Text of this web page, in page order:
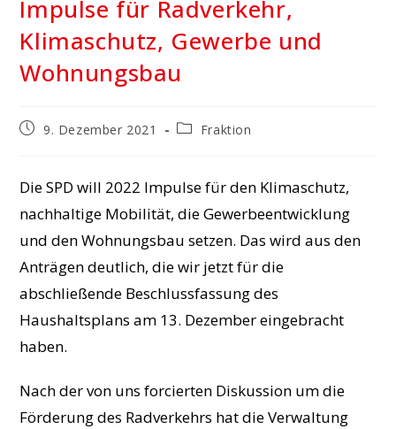
Impulse für Radverkehr,
Klimaschutz, Gewerbe und
Wohnungsbau
Beitrag9. Dezember 2021
Beitrags-
Fraktion
Die SPD will 2022 Impulse für den Klimaschutz,
nachhaltige Mobilität, die Gewerbeentwicklung
und den Wohnungsbau setzen. Das wird aus den
Anträgen deutlich, die wir jetzt für die
abschließende Beschlussfassung des
Haushaltsplans am 13. Dezember eingebracht
haben.
Nach der von uns forcierten Diskussion um die
Förderung des Radverkehrs hat die Verwaltung